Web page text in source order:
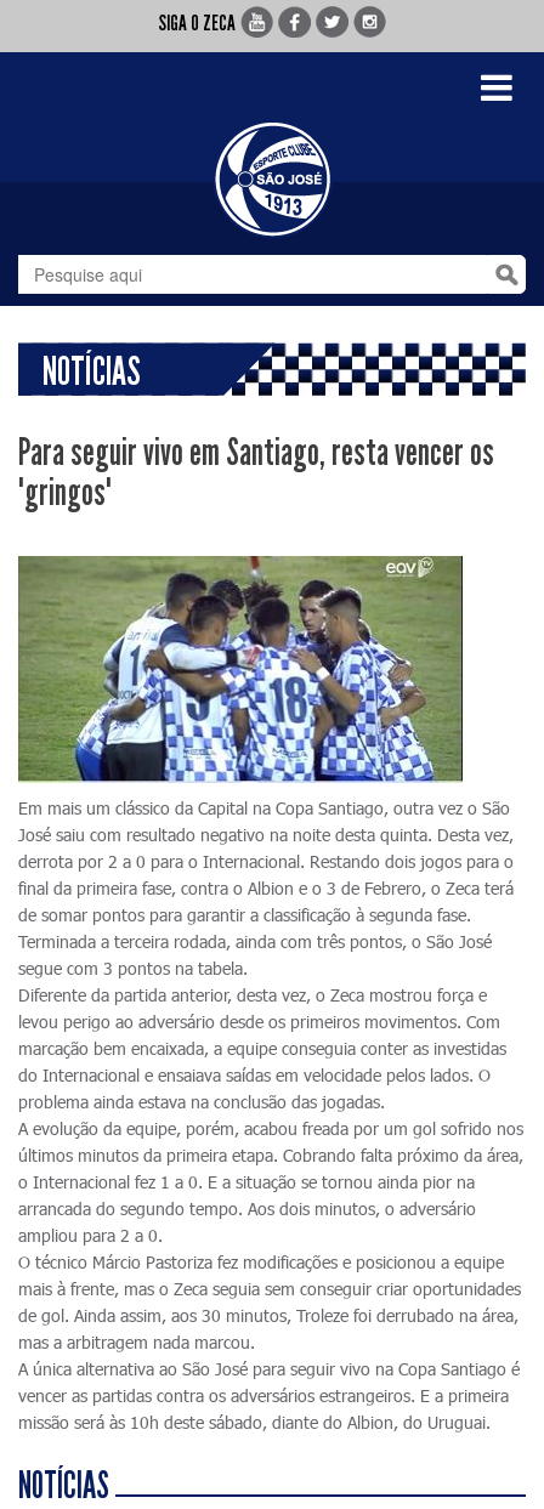
SIGA O ZECA
Toggle
NOTÍCIAS
Para seguir vivo em Santiago, resta vencer os
"gringos"
Em mais um clássico da Capital na Copa Santiago, outra vez o São
José saiu com resultado negativo na noite desta quinta. Desta vez,
derrota por 2 a 0 para o Internacional. Restando dois jogos para o
final da primeira fase, contra o Albion e o 3 de Febrero, o Zeca terá
de somar pontos para garantir a classificação à segunda fase.
Terminada a terceira rodada, ainda com três pontos, o São José
segue com 3 pontos na tabela.
Diferente da partida anterior, desta vez, o Zeca mostrou força e
levou perigo ao adversário desde os primeiros movimentos. Com
marcação bem encaixada, a equipe conseguia conter as investidas
do Internacional e ensaiava saídas em velocidade pelos lados. O
problema ainda estava na conclusão das jogadas.
A evolução da equipe, porém, acabou freada por um gol sofrido nos
últimos minutos da primeira etapa. Cobrando falta próximo da área,
o Internacional fez 1 a 0. E a situação se tornou ainda pior na
arrancada do segundo tempo. Aos dois minutos, o adversário
ampliou para 2 a 0.
O técnico Márcio Pastoriza fez modificações e posicionou a equipe
mais à frente, mas o Zeca seguia sem conseguir criar oportunidades
de gol. Ainda assim, aos 30 minutos, Troleze foi derrubado na área,
mas a arbitragem nada marcou.
A única alternativa ao São José para seguir vivo na Copa Santiago é
vencer as partidas contra os adversários estrangeiros. E a primeira
missão será às 10h deste sábado, diante do Albion, do Uruguai.
NOTÍCIAS